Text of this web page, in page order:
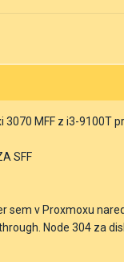
MFF z i3-9100T
SFF
v Proxmoxu
Node 304 za